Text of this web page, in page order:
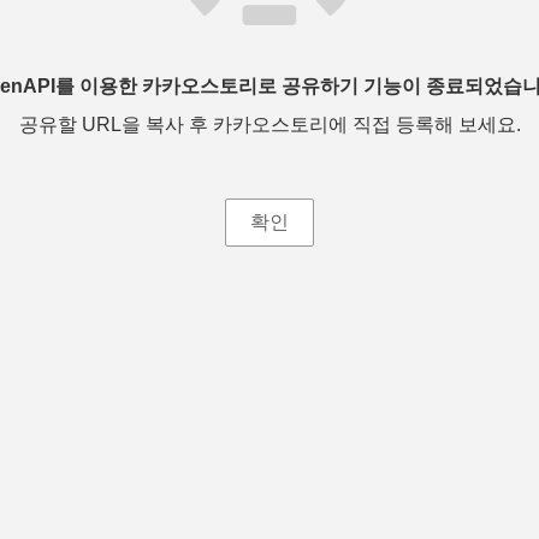
를 이용한 카카오스토리로 공유하기 기능이 종료되었습
공유할 URL을 복사 후 카카오스토리에 직접 등록해 보세요.
확인